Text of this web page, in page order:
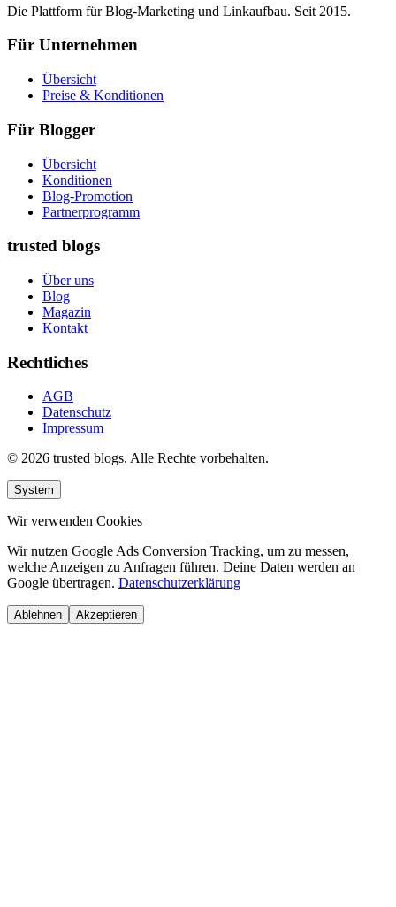
Die Plattform für Blog-Marketing und Linkaufbau. Seit 2015.
Für Unternehmen
Übersicht
Preise & Konditionen
Für Blogger
Übersicht
Konditionen
Blog-Promotion
Partnerprogramm
trusted blogs
Über uns
Blog
Magazin
Kontakt
Rechtliches
AGB
Datenschutz
Impressum
© 2026 trusted blogs. Alle Rechte vorbehalten.
System
Wir verwenden Cookies
Wir nutzen Google Ads Conversion Tracking, um zu messen,
welche Anzeigen zu Anfragen führen. Deine Daten werden an
Google übertragen. Datenschutzerklärung
Ablehnen Akzeptieren